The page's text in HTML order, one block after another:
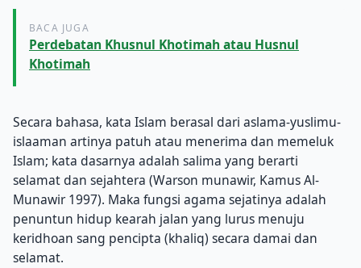
BACA JUGA
Perdebatan Khusnul Khotimah atau Husnul
Khotimah
Secara bahasa, kata Islam berasal dari aslama-yuslimu-
islaaman artinya patuh atau menerima dan memeluk
Islam; kata dasarnya adalah salima yang berarti
selamat dan sejahtera (Warson munawir, Kamus Al-
Munawir 1997). Maka fungsi agama sejatinya adalah
penuntun hidup kearah jalan yang lurus menuju
keridhoan sang pencipta (khaliq) secara damai dan
selamat.